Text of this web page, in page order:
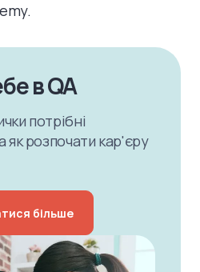
в QA
потрібні
як розпочати кар'єру
більше